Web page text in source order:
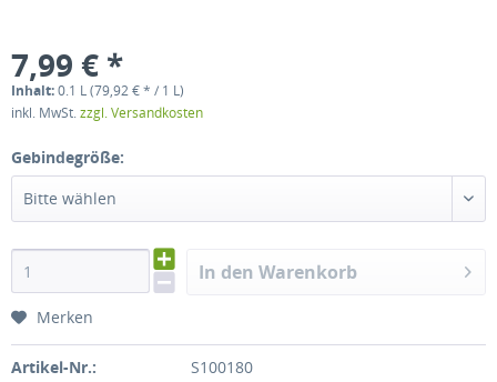
7,99 € *
Inhalt:0.1 L (79,92 € * / 1 L)
inkl. MwSt.zzgl. Versandkosten
Gebindegröße:
Bitte wählen
In den Warenkorb
Merken
Artikel-Nr.:
S100180